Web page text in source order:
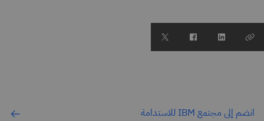
انضم إلى مجتمع IBM للاستدامة